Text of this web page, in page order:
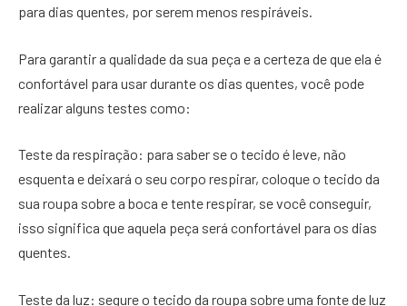
para dias quentes, por serem menos respiráveis.
Para garantir a qualidade da sua peça e a certeza de que ela é
confortável para usar durante os dias quentes, você pode
realizar alguns testes como:
Teste da respiração: para saber se o tecido é leve, não
esquenta e deixará o seu corpo respirar, coloque o tecido da
sua roupa sobre a boca e tente respirar, se você conseguir,
isso significa que aquela peça será confortável para os dias
quentes.
Teste da luz: segure o tecido da roupa sobre uma fonte de luz